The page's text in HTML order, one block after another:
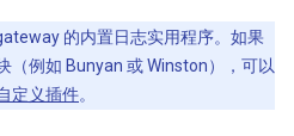
的内置日志实用程序。如果
（例如 Bunyan 或 Winston），可以
定义插件。